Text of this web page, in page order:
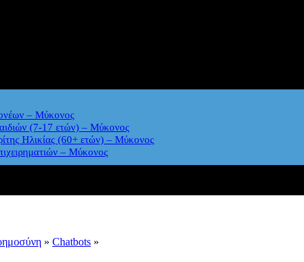
– Μύκονος
(7-17 ετών) – Μύκονος
Ηλικίας (60+ ετών) – Μύκονος
– Μύκονος
» Chatbots »